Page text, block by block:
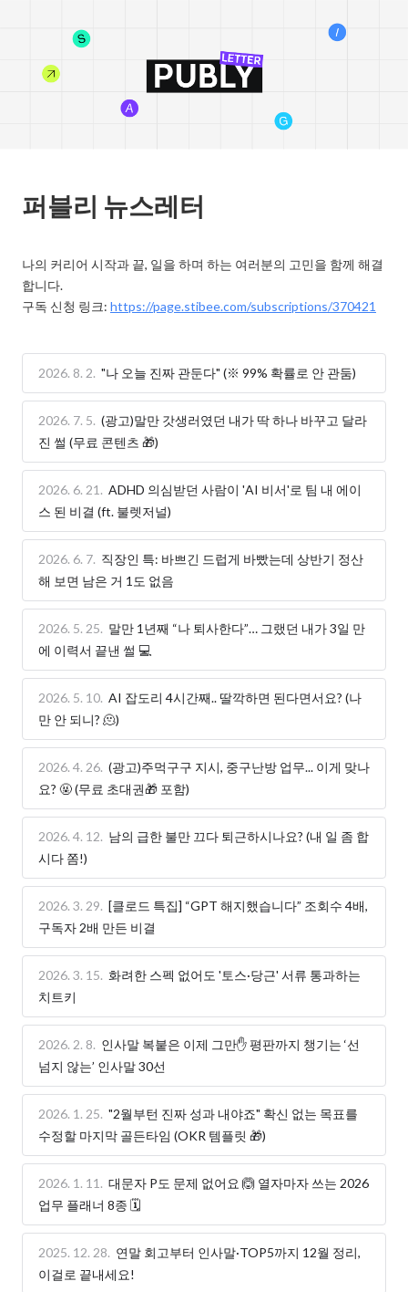
퍼블리 뉴스레터
나의 커리어 시작과 끝, 일을 하며 하는 여러분의 고민을 함께 해결
합니다.
구독 신청 링크: https://page.stibee.com/subscriptions/370421
2026. 8. 2. "나 오늘 진짜 관둔다" (※ 99% 확률로 안 관둠)
2026. 7. 5. (광고)말만 갓생러였던 내가 딱 하나 바꾸고 달라
진 썰 (무료 콘텐츠 🎁)
2026. 6. 21. ADHD 의심받던 사람이 'AI 비서'로 팀 내 에이
스 된 비결 (ft. 불렛저널)
2026. 6. 7. 직장인 특: 바쁘긴 드럽게 바빴는데 상반기 정산
해 보면 남은 거 1도 없음
2026. 5. 25. 말만 1년째 “나 퇴사한다”… 그랬던 내가 3일 만
에 이력서 끝낸 썰 💻
2026. 5. 10. AI 잡도리 4시간째.. 딸깍하면 된다면서요? (나
만 안 되니? 🫠)
2026. 4. 26. (광고)주먹구구 지시, 중구난방 업무... 이게 맞나
요? 🤬 (무료 초대권🎁 포함)
2026. 4. 12. 남의 급한 불만 끄다 퇴근하시나요? (내 일 좀 합
시다 쫌!)
2026. 3. 29. [클로드 특집] “GPT 해지했습니다” 조회수 4배,
구독자 2배 만든 비결
2026. 3. 15. 화려한 스펙 없어도 '토스·당근' 서류 통과하는
치트키
2026. 2. 8. 인사말 복붙은 이제 그만✋ 평판까지 챙기는 ‘선
넘지 않는’ 인사말 30선
2026. 1. 25. "2월부턴 진짜 성과 내야죠" 확신 없는 목표를
수정할 마지막 골든타임 (OKR 템플릿 🎁)
2026. 1. 11. 대문자 P도 문제 없어요 🙆 열자마자 쓰는 2026
업무 플래너 8종 🗓️
2025. 12. 28. 연말 회고부터 인사말·TOP5까지 12월 정리,
이걸로 끝내세요!